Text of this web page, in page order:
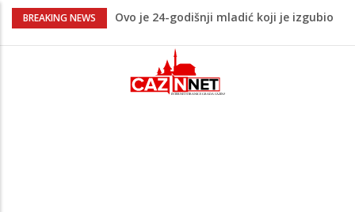
BREAKING NEWS
Ovo je 24-godišnji mladić koji je izgubio
Na Ahiret preselio LJUBIJANKIĆ (Hasan)
Na Ahiret preselio HALILOVIĆ (Smajil)